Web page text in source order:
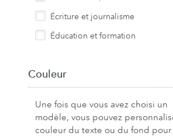
Écriture et journalisme
Éducation et formation
Couleur
Une fois que vous avez choisi un
modèle, vous pouvez
couleur du texte ou du fond pour